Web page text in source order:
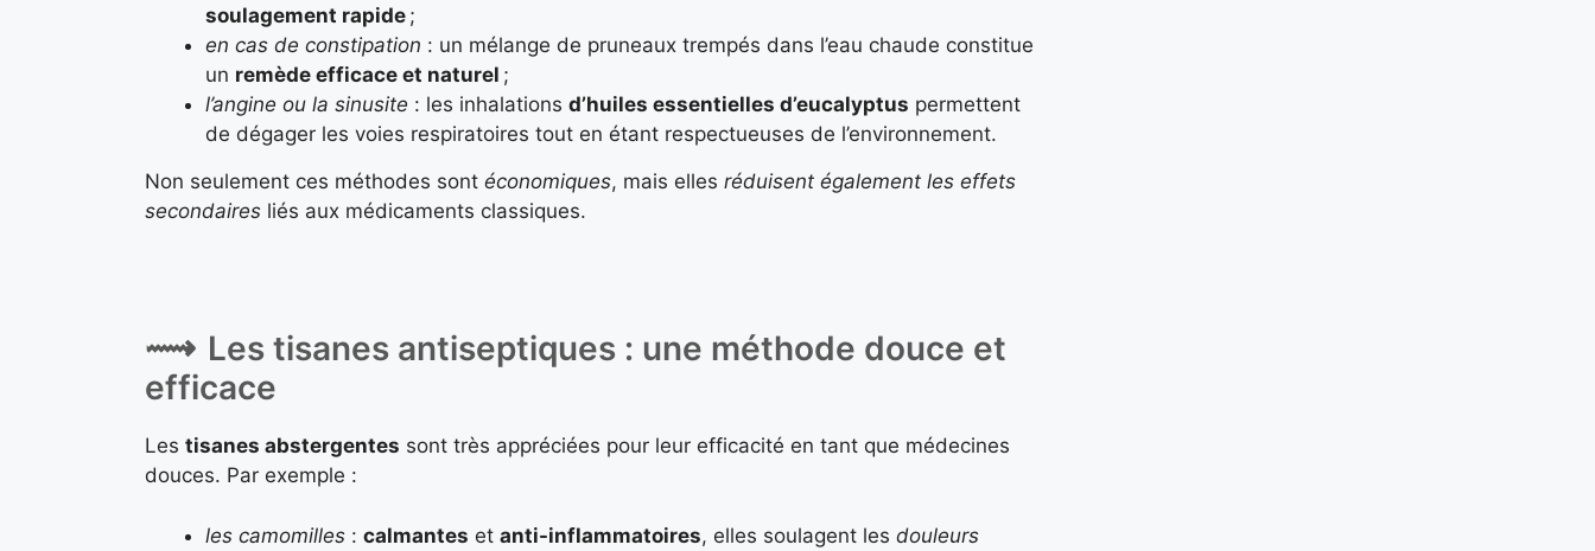
soulagement rapide ;
en cas de constipation : un mélange de pruneaux trempés dans l’eau chaude constitue
un remède efficace et naturel ;
l’angine ou la sinusite : les inhalations d’huiles essentielles d’eucalyptus permettent
de dégager les voies respiratoires tout en étant respectueuses de l’environnement.
Non seulement ces méthodes sont économiques, mais elles réduisent également les effets
secondaires liés aux médicaments classiques.
Les tisanes antiseptiques : une méthode douce et
efficace
Les tisanes abstergentes sont très appréciées pour leur efficacité en tant que médecines
douces. Par exemple :
les camomilles : calmantes et anti-inflammatoires, elles soulagent les douleurs